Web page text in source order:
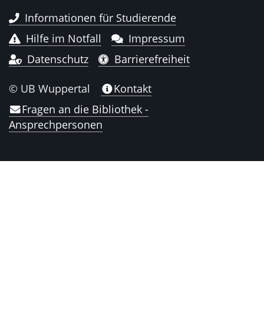
Informationen für Studierende
Hilfe im Notfall
Impressum
Datenschutz
Barrierefreiheit
© UB Wuppertal
Kontakt
Fragen an die Bibliothek -
Ansprechpersonen